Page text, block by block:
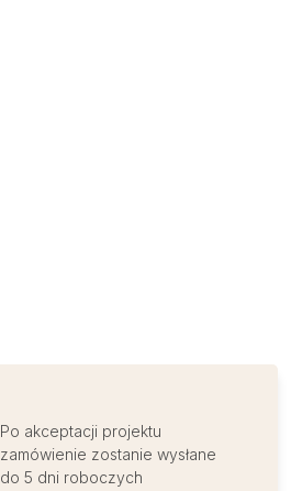
Po akceptacji projektu
zamówienie zostanie wysłane
do 5 dni roboczych